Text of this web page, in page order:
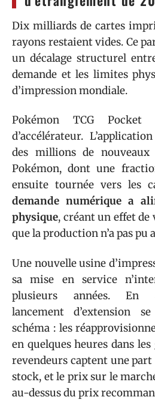
Dix milliards de cartes
rayons restaient vides. Ce
un décalage structurel
demande et les limites
d’impression mondiale.
Pokémon TCG
d’accélérateur.
des millions de nouveaux
Pokémon, dont une
ensuite tournée vers les
demande numérique a
physique, créant un effet de
que la production n’a pas pu
Une nouvelle usine
sa mise en service
plusieurs années. En
lancement d’extension
schéma : les
en quelques heures dans les
revendeurs captent une
stock, et le prix sur le
au-dessus du prix